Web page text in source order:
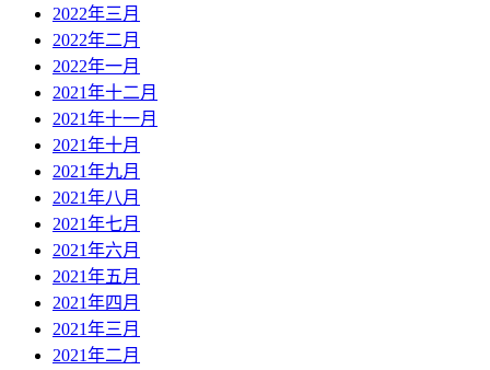
2022年三月
2022年二月
2022年一月
2021年十二月
2021年十一月
2021年十月
2021年九月
2021年八月
2021年七月
2021年六月
2021年五月
2021年四月
2021年三月
2021年二月